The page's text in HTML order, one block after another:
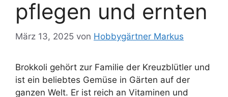
pflegen und ernten
März 13, 2025 von Hobbygärtner Markus
Brokkoli gehört zur Familie der Kreuzblütler und
ist ein beliebtes Gemüse in Gärten auf der
ganzen Welt. Er ist reich an Vitaminen und